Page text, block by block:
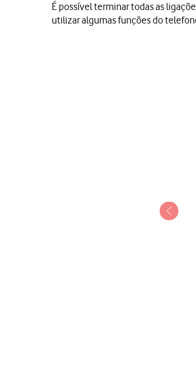
É possível terminar todas as
utilizar algumas funções do